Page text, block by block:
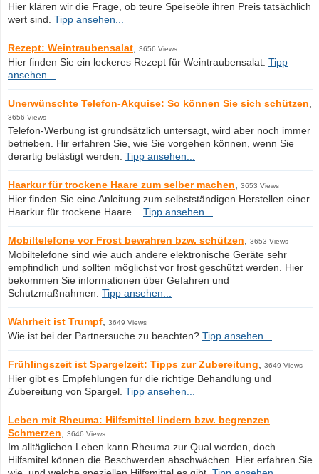
Hier klären wir die Frage, ob teure Speiseöle ihren Preis tatsächlich
wert sind. Tipp ansehen...
Rezept: Weintraubensalat 3656 Views
Hier finden Sie ein leckeres Rezept für Weintraubensalat. Tipp
ansehen...
Unerwünschte Telefon-Akquise: So können Sie sich schützen
3656 Views
Telefon-Werbung ist grundsätzlich untersagt, wird aber noch immer
betrieben. Hir erfahren Sie, wie Sie vorgehen können, wenn Sie
derartig belästigt werden. Tipp ansehen...
Haarkur für trockene Haare zum selber machen 3653 Views
Hier finden Sie eine Anleitung zum selbstständigen Herstellen einer
Haarkur für trockene Haare... Tipp ansehen...
Mobiltelefone vor Frost bewahren bzw. schützen 3653 Views
Mobiltelefone sind wie auch andere elektronische Geräte sehr
empfindlich und sollten möglichst vor frost geschützt werden. Hier
bekommen Sie informationen über Gefahren und
Schutzmaßnahmen. Tipp ansehen...
Wahrheit ist Trumpf 3649 Views
Wie ist bei der Partnersuche zu beachten? Tipp ansehen...
Frühlingszeit ist Spargelzeit: Tipps zur Zubereitung 3649 Views
Hier gibt es Empfehlungen für die richtige Behandlung und
Zubereitung von Spargel. Tipp ansehen...
Leben mit Rheuma: Hilfsmittel lindern bzw. begrenzen
Schmerzen
3646 Views
Im alltäglichen Leben kann Rheuma zur Qual werden, doch
Hilfsmitel können die Beschwerden abschwächen. Hier erfahren Sie